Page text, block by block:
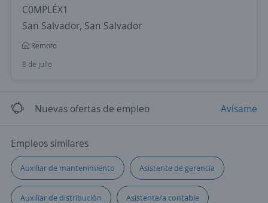
C0MPLÉX1
San Salvador, San Salvador
Remoto
8 de julio
Nuevas ofertas de empleo Avísame
Empleos similares
Auxiliar de mantenimiento Asistente de gerencia
Auxiliar de distribución Asistente/a contable